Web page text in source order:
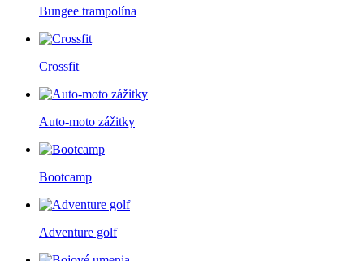
Bungee trampolína
Crossfit
Auto-moto zážitky
Bootcamp
Adventure golf